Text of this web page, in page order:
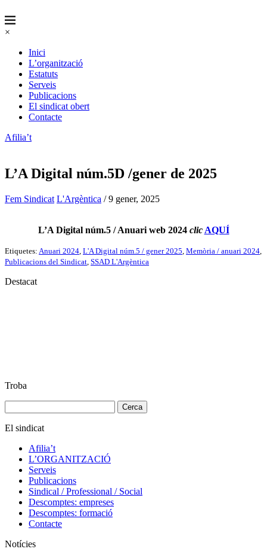
×
Inici
L’organització
Estatuts
Serveis
Publicacions
El sindicat obert
Contacte
Afilia’t
L’A Digital núm.5D /gener de 2025
Fem Sindicat L'Argèntica / 9 gener, 2025
L’A Digital núm.5 / Anuari web 2024 clic AQUÍ
Etiquetes: Anuari 2024 L'A Digital núm.5 / gener 2025 Memòria / anuari 2024
Publicacions del Sindicat SSAD L'Argèntica
Destacat
Troba
El sindicat
Afilia’t
L’ORGANITZACIÓ
Serveis
Publicacions
Sindical / Professional / Social
Descomptes: empreses
Descomptes: formació
Contacte
Notícies